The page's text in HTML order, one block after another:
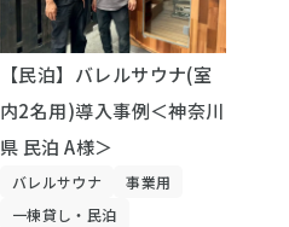
【民泊】バレルサウナ(室
内2名用)導入事例＜神奈川
県 民泊 A様＞
バレルサウナ
事業用
一棟貸し・民泊